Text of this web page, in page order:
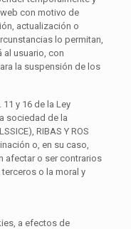
con motivo de
actualización o
lo permitan,
al usuario, con
la suspensión de los
y 16 de la Ley
sociedad de la
RIBAS Y ROS
o, en su caso,
afectar o ser contrarios
o la moral y
a efectos de